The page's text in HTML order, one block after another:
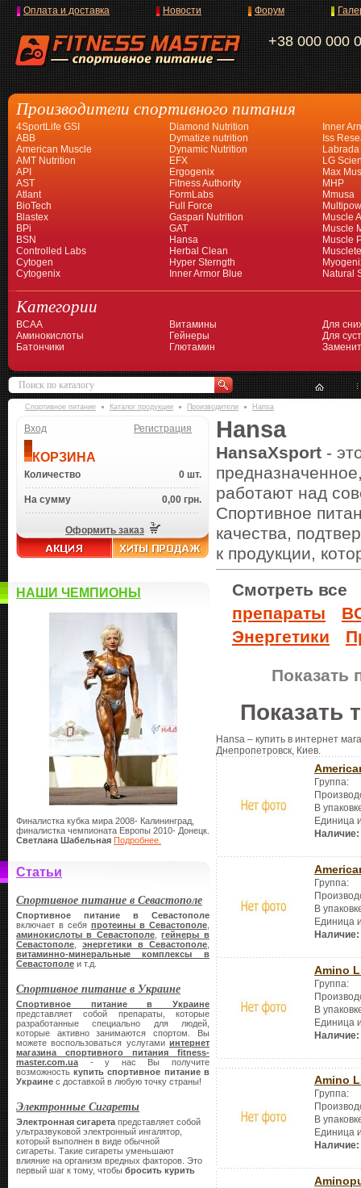
+38 000 000
Оплата и доставка Новости Форум
Производители спортивного питания
4SportLife GSI
ABB
American Muscle
AMT Nutrition
API
AST
Atlant
BioTech
Blastex
BPi
BSN
Controlled Labs
Cytogen
Cytogenix
Diamond Nutrition
Dymatize nutrition
Dynamic Nutrition
EFX
Ergogenix
Fitness Authority
FormLabs
Full Force
Gaspari Nutrition
GAT
Hansa
Herbal Clean
Hyper Sterngth
Inner Armor Blue
Inner
Iss
Labrada
LG
Max
MHP
Mmusa
Muscle
Muscle
Muscle
Natural
Категории
BCAA
Аминокислоты
Батончики
Витамины
Гейнеры
Глютамин
Для
Для
Спортивное питание Каталог продукции Производители Hansa
Вход Регистрация
КОРЗИНА
Количество 0 шт.
На сумму 0,00 грн.
Оформить заказ
НАШИ ЧЕМПИОНЫ
Финалистка кубка мира 2008- Калининград,
финалистка чемпионата Европы 2010- Донецк.
Светлана Шабельная Подробнее.
Статьи
Спортивное питание в Севастополе
Спортивное питание в Севастополе
включает в себя протеины в Севастополе
аминокислоты в Севастополе ,гейнеры в
Севастополе
энергетики в Севастополе
витаминно-минеральные комплексы в
Севастополе и т.д.
Спортивное питание в Украине
Спортивное питание в Украине
представляет собой препараты, которые
разработанные специально для людей,
которые активно занимаются спортом. Вы
можете воспользоваться услугами интернет
магазина спортивного питания
fitness-
master.com.ua - у нас Вы получите
возможностькупить спортивное питание в
Украине с доставкой в любую точку страны!
Электронные Сигареты
Электронная сигарета представляет собой
ультразвуковой электронный ингалятор,
который выполнен в виде обычной
сигареты. Такие сигареты уменьшают
влияние на организм вредных факторов. Это
первый шаг к тому, чтобы бросить курить
Hansa
HansaXsport -
работают над
Спортивное
качества,
к продукции,
Смотреть все
препараты
Энергетики
Показать
Показать
Hansa – купить в интернет
Днепропетровск, Киев.
Группа:
В
Единица
Наличие:
Группа:
В
Единица
Наличие:
Amino
Группа:
В
Единица
Наличие:
Amino
Группа:
В
Единица
Наличие: